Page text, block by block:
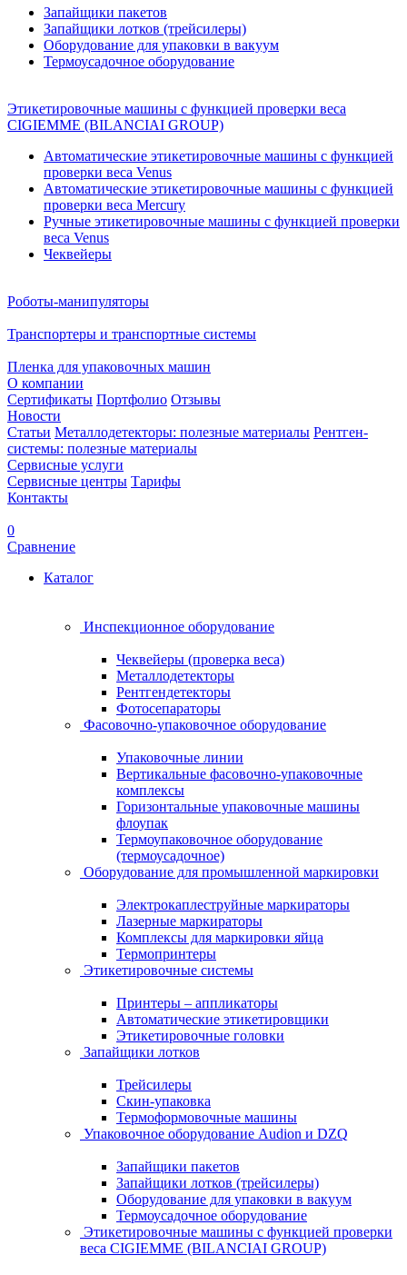
Запайщики пакетов
Запайщики лотков (трейсилеры)
Оборудование для упаковки в вакуум
Термоусадочное оборудование
Этикетировочные машины с функцией проверки веса
CIGIEMME (BILANCIAI GROUP)
Автоматические этикетировочные машины с функцией
проверки веса Venus
Автоматические этикетировочные машины с функцией
проверки веса Mercury
Ручные этикетировочные машины с функцией проверки
веса Venus
Чеквейеры
Роботы-манипуляторы
Транспортеры и транспортные системы
Пленка для упаковочных машин
О компании
Сертификаты Портфолио Отзывы
Новости
Статьи Металлодетекторы: полезные материалы Рентген-
системы: полезные материалы
Сервисные услуги
Сервисные центры Тарифы
Контакты
0
Сравнение
Каталог
Инспекционное оборудование
Чеквейеры (проверка веса)
Металлодетекторы
Рентгендетекторы
Фотосепараторы
Фасовочно-упаковочное оборудование
Упаковочные линии
Вертикальные фасовочно-упаковочные
комплексы
Горизонтальные упаковочные машины
флоупак
Термоупаковочное оборудование
(термоусадочное)
Оборудование для промышленной маркировки
Электрокаплеструйные маркираторы
Лазерные маркираторы
Комплексы для маркировки яйца
Термопринтеры
Этикетировочные системы
Принтеры – аппликаторы
Автоматические этикетировщики
Этикетировочные головки
Запайщики лотков
Трейсилеры
Скин-упаковка
Термоформовочные машины
Упаковочное оборудование Audion и DZQ
Запайщики пакетов
Запайщики лотков (трейсилеры)
Оборудование для упаковки в вакуум
Термоусадочное оборудование
Этикетировочные машины с функцией проверки
веса CIGIEMME (BILANCIAI GROUP)